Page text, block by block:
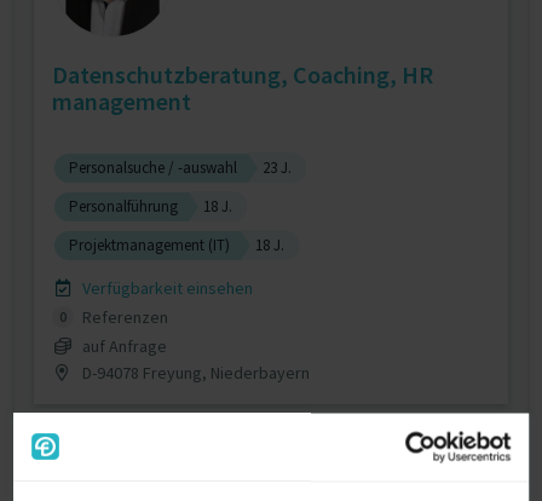
Datenschutzberatung, Coaching, HR
management
Personalsuche / -auswahl
23 J.
Personalführung
18 J.
Projektmanagement (IT)
18 J.
Verfügbarkeit einsehen
0
Referenzen
auf Anfrage
D-94078 Freyung, Niederbayern